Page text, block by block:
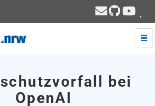
bei
OpenAI